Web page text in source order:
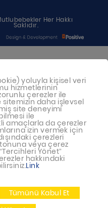
Her Hakkı
Saklıdır.
beslenmenin
durumlarda
bilgiler hekim
geçmez.
doktorunuza
yoluyla kişisel veri
hizmetlerinin
çerezler ile
sitemizin daha işlevsel
site deneyimi
ile
amaçlarla da çerezler
izin vermek için
çerezleri
veya çerez
Yönet”
hakkındaki
Link
Tümünü Kabul Et